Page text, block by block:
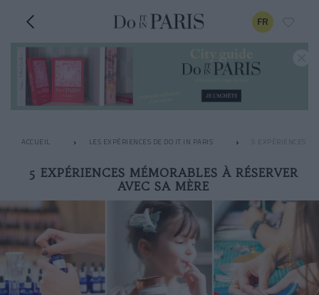
FR
ACCUEIL LES EXPÉRIENCES DE DO IT IN PARIS
5 EXPÉRIENCES MÉMORABLES À RÉSERVER
AVEC SA MÈRE